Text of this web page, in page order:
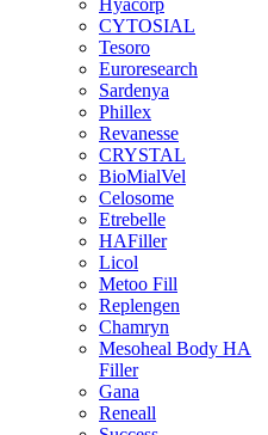
Hyacorp
CYTOSIAL
Tesoro
Euroresearch
Sardenya
Phillex
Revanesse
CRYSTAL
BioMialVel
Celosome
Etrebelle
HAFiller
Licol
Metoo Fill
Replengen
Chamryn
Mesoheal Body HA
Filler
Gana
Reneall